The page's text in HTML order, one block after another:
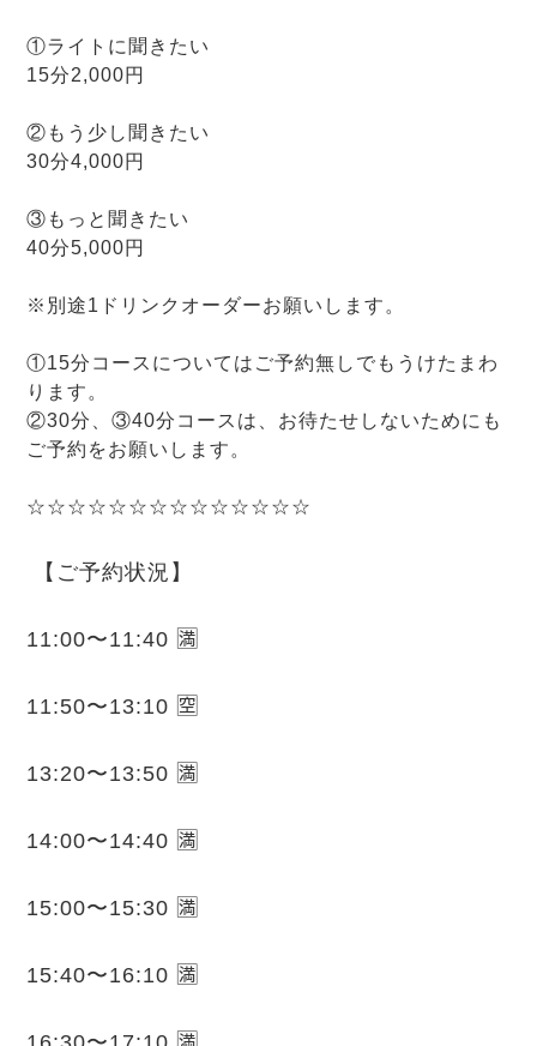
①ライトに聞きたい
15分2,000円
②もう少し聞きたい
30分4,000円
③もっと聞きたい
40分5,000円
※別途1ドリンクオーダーお願いします。
①15分コースについてはご予約無しでもうけたまわ
ります。
②30分、③40分コースは、お待たせしないためにも
ご予約をお願いします。
☆☆☆☆☆☆☆☆☆☆☆☆☆☆
【ご予約状況】
11:00〜11:40 🈵
11:50〜13:10 🈳
13:20〜13:50 🈵
14:00〜14:40 🈵
15:00〜15:30 🈵
15:40〜16:10 🈵